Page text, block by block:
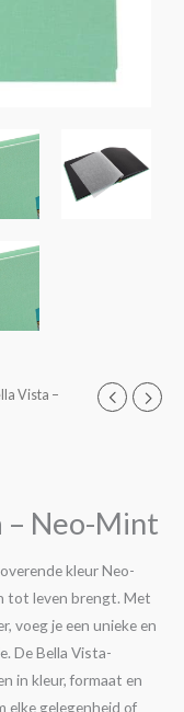
Vista –
– Neo-Mint
kleur Neo-
tot leven brengt. Met
voeg je een unieke en
De Bella Vista-
in kleur, formaat en
elke gelegenheid of